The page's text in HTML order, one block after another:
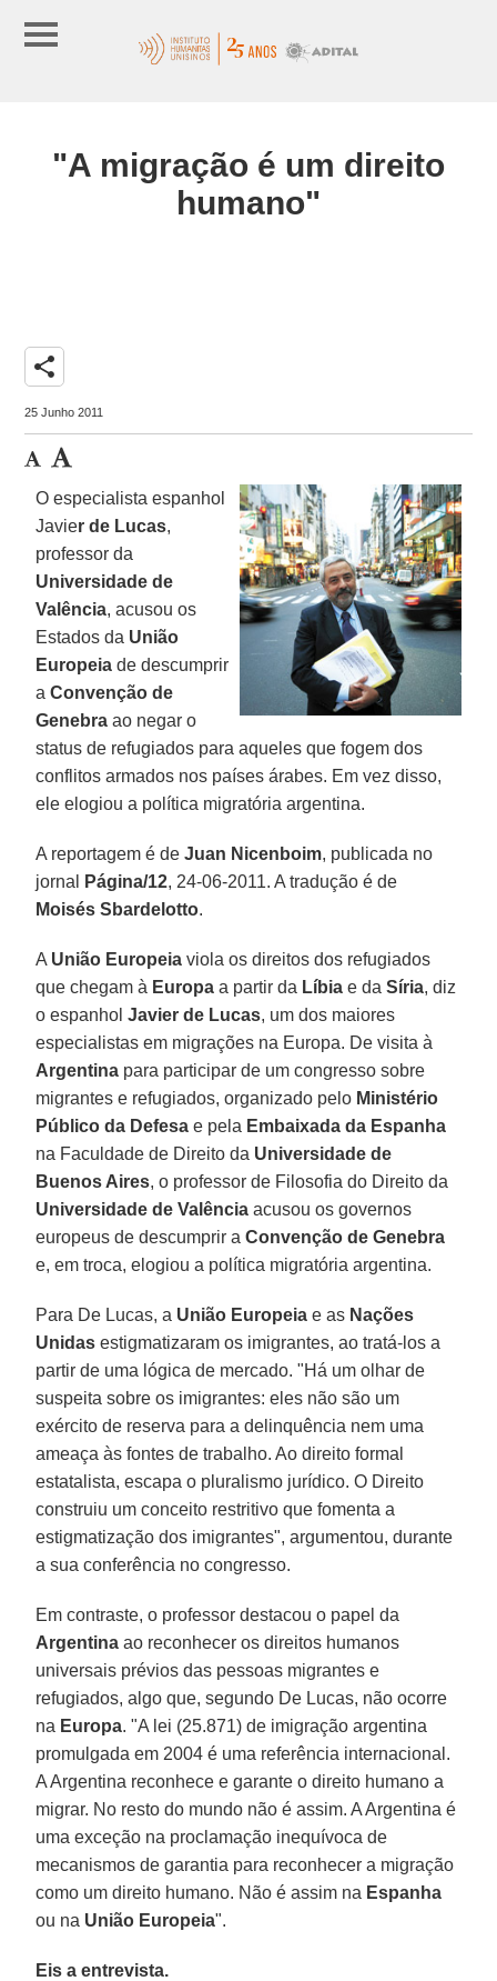
"A migração é um direito
humano"
share
25 Junho 2011
O especialista espanhol
Javier de Lucas,
professor da
Universidade de
Valência, acusou os
Estados da União
Europeia de descumprir
aConvenção de
Genebra ao negar o
status de refugiados para aqueles que fogem dos
conflitos armados nos países árabes. Em vez disso,
ele elogiou a política migratória argentina.
A reportagem é deJuan Nicenboim, publicada no
jornal
Página/12, 24-06-2011. A tradução é de
Moisés Sbardelotto.
A União Europeia viola os direitos dos refugiados
que chegam à Europa a partir da Líbia e daSíria, diz
o espanholJavier de Lucas, um dos maiores
especialistas em migrações na Europa. De visita à
Argentina para participar de um congresso sobre
migrantes e refugiados, organizado pelo Ministério
Público da Defesa e pela Embaixada da Espanha
na Faculdade de Direito da Universidade de
Buenos Aires, o professor de Filosofia do Direito da
Universidade de Valência acusou os governos
europeus de descumprir aConvenção de Genebra
e, em troca, elogiou a política migratória argentina.
Para De Lucas, a União Europeia e as Nações
Unidas estigmatizaram os imigrantes, ao tratá-los a
partir de uma lógica de mercado. "Há um olhar de
suspeita sobre os imigrantes: eles não são um
exército de reserva para a delinquência nem uma
ameaça às fontes de trabalho. Ao direito formal
estatalista, escapa o pluralismo jurídico. O Direito
construiu um conceito restritivo que fomenta a
estigmatização dos imigrantes", argumentou, durante
a sua conferência no congresso.
Em contraste, o professor destacou o papel da
Argentina ao reconhecer os direitos humanos
universais prévios das pessoas migrantes e
refugiados, algo que, segundo De Lucas, não ocorre
na Europa. "A lei (25.871) de imigração argentina
promulgada em 2004 é uma referência internacional.
A Argentina reconhece e garante o direito humano a
migrar. No resto do mundo não é assim. A Argentina é
uma exceção na proclamação inequívoca de
mecanismos de garantia para reconhecer a migração
como um direito humano. Não é assim na Espanha
ou na União Europeia".
Eis a entrevista.